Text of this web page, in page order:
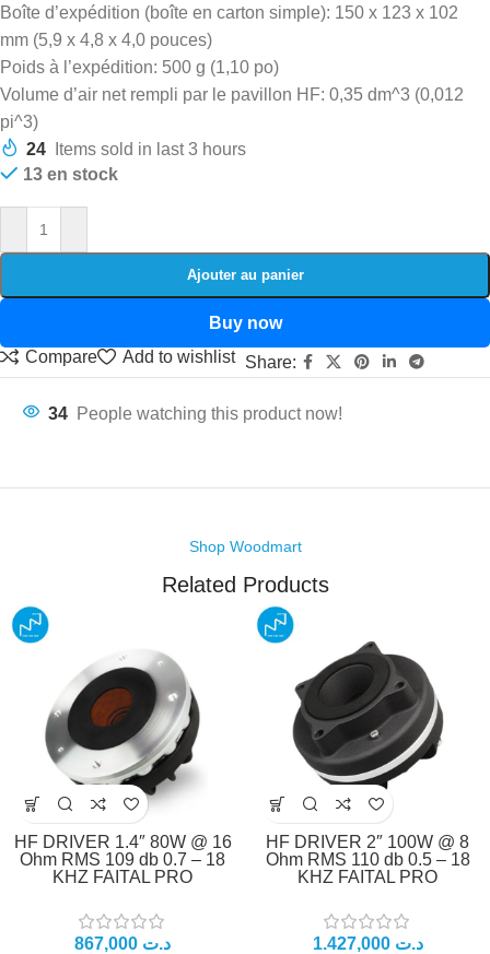
Boîte d’expédition (boîte en carton simple): 150 x 123 x 102
mm (5,9 x 4,8 x 4,0 pouces)
Poids à l’expédition: 500 g (1,10 po)
Volume d’air net rempli par le pavillon HF: 0,35 dm^3 (0,012
pi^3)
24
Items sold in last 3 hours
13 en stock
Ajouter au panier
Buy now
Compare
Add to wishlist Share:
34 People watching this product now!
Shop Woodmart
Related Products
HF DRIVER 1.4″ 80W @ 16
Ohm RMS 109 db 0.7 – 18
KHZ FAITAL PRO
د.ت
HF DRIVER 2″ 100W @ 8
Ohm RMS 110 db 0.5 – 18
KHZ FAITAL PRO
د.ت